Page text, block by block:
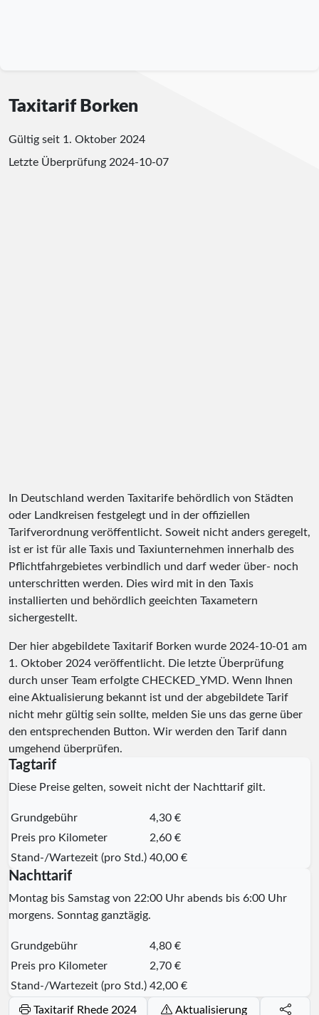
Taxitarif Borken
Gültig seit 1. Oktober 2024
Letzte Überprüfung 2024-10-07
In Deutschland werden Taxitarife behördlich von Städten
oder Landkreisen festgelegt und in der offiziellen
Tarifverordnung veröffentlicht. Soweit nicht anders geregelt,
ist er ist für alle Taxis und Taxiunternehmen innerhalb des
Pflichtfahrgebietes verbindlich und darf weder über- noch
unterschritten werden. Dies wird mit in den Taxis
installierten und behördlich geeichten Taxametern
sichergestellt.
Der hier abgebildete Taxitarif Borken wurde 2024-10-01 am
1. Oktober 2024 veröffentlicht. Die letzte Überprüfung
durch unser Team erfolgte CHECKED_YMD. Wenn Ihnen
eine Aktualisierung bekannt ist und der abgebildete Tarif
nicht mehr gültig sein sollte, melden Sie uns das gerne über
den entsprechenden Button. Wir werden den Tarif dann
umgehend überprüfen.
Tagtarif
Diese Preise gelten, soweit nicht der Nachttarif gilt.
Grundgebühr
4,30 €
Preis pro Kilometer
2,60 €
Stand-/Wartezeit (pro Std.) 40,00 €
Nachttarif
Montag bis Samstag von 22:00 Uhr abends bis 6:00 Uhr
morgens. Sonntag ganztägig.
Grundgebühr
4,80 €
Preis pro Kilometer
2,70 €
Stand-/Wartezeit (pro Std.) 42,00 €
Taxitarif Rhede 2024
Aktualisierung